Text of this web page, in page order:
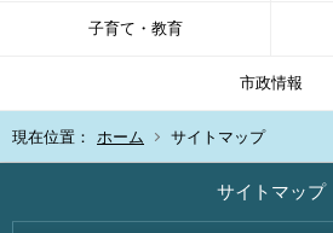
子育て・教育
市政情報
現在位置： ホーム サイトマップ
サイトマップ